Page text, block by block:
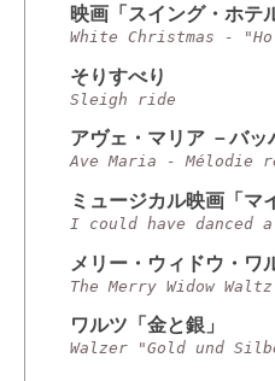
映画「スイング・ホテ
White Christmas -
そりすべり
Sleigh ride
アヴェ・マリア －バ
Ave Maria - Mélodie
ミュージカル映画「マ
I could have danced
メリー・ウィドウ・ワ
The Merry Widow
ワルツ「金と銀」
Walzer "Gold und